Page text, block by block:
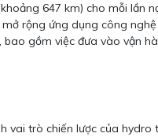
647 km) cho mỗi lần
rộng ứng dụng công
gồm việc đưa vào vận
vai trò chiến lược của